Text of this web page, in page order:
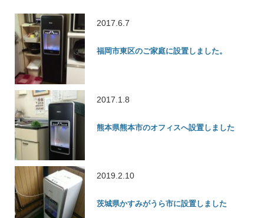
2017.6.7
福岡市東区のご家庭に設置しました。
2017.1.8
熊本県熊本市のオフィスへ設置しました
2019.2.10
茨城県かすみがうら市に設置しました